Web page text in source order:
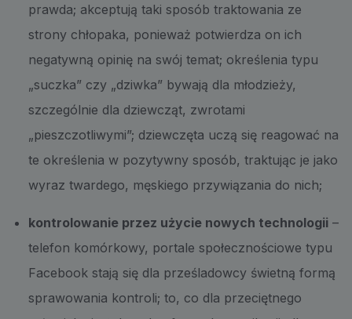
prawda; akceptują taki sposób traktowania ze
strony chłopaka, ponieważ potwierdza on ich
negatywną opinię na swój temat; określenia typu
„suczka” czy „dziwka” bywają dla młodzieży,
szczególnie dla dziewcząt, zwrotami
„pieszczotliwymi”; dziewczęta uczą się reagować na
te określenia w pozytywny sposób, traktując je jako
wyraz twardego, męskiego przywiązania do nich;
kontrolowanie przez użycie nowych technologii –
telefon komórkowy, portale społecznościowe typu
Facebook stają się dla prześladowcy świetną formą
sprawowania kontroli; to, co dla przeciętnego